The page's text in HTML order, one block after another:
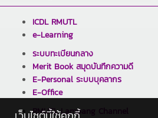
ICDL RMUTL
e-Learning
ระบบทะเบียนกลาง
Merit Book สมุดบันทึกความดี
E-Personal ระบบบุคลากร
E-Office
RMUTL Lampang Channel